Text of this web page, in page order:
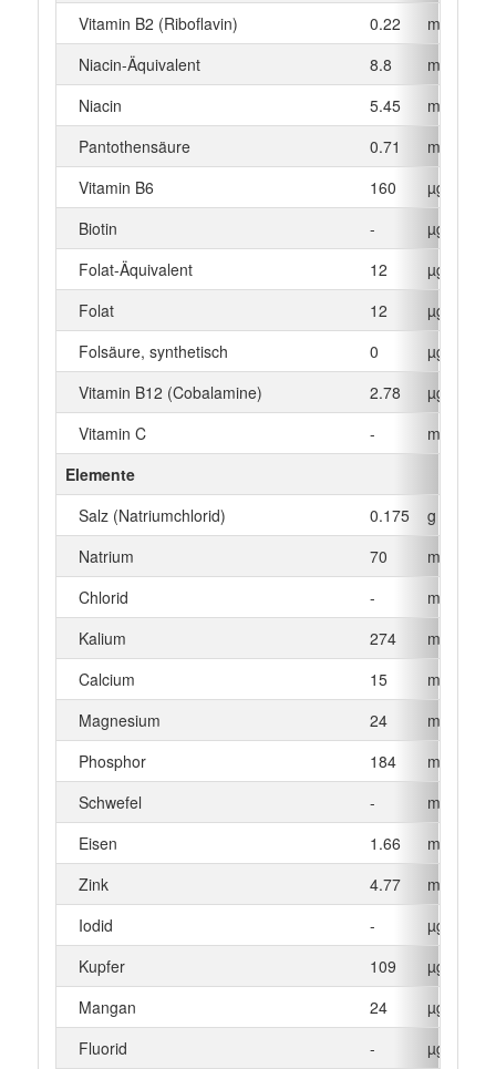
Vitamin B2 (Riboflavin)
0.22
mg
Niacin-Äquivalent
8.8
mg
Niacin
5.45
mg
Pantothensäure
0.71
mg
Vitamin B6
160
µg
Biotin
-
µg
Folat-Äquivalent
12
µg
Folat
12
µg
Folsäure, synthetisch
0
µg
Vitamin B12 (Cobalamine)
2.78
µg
Vitamin C
-
mg
Elemente
Salz (Natriumchlorid)
0.175
g
Natrium
70
mg
Chlorid
-
mg
Kalium
274
mg
Calcium
15
mg
Magnesium
24
mg
Phosphor
184
mg
Schwefel
-
mg
Eisen
1.66
mg
Zink
4.77
mg
Iodid
-
µg
Kupfer
109
µg
Mangan
24
µg
Fluorid
- µg